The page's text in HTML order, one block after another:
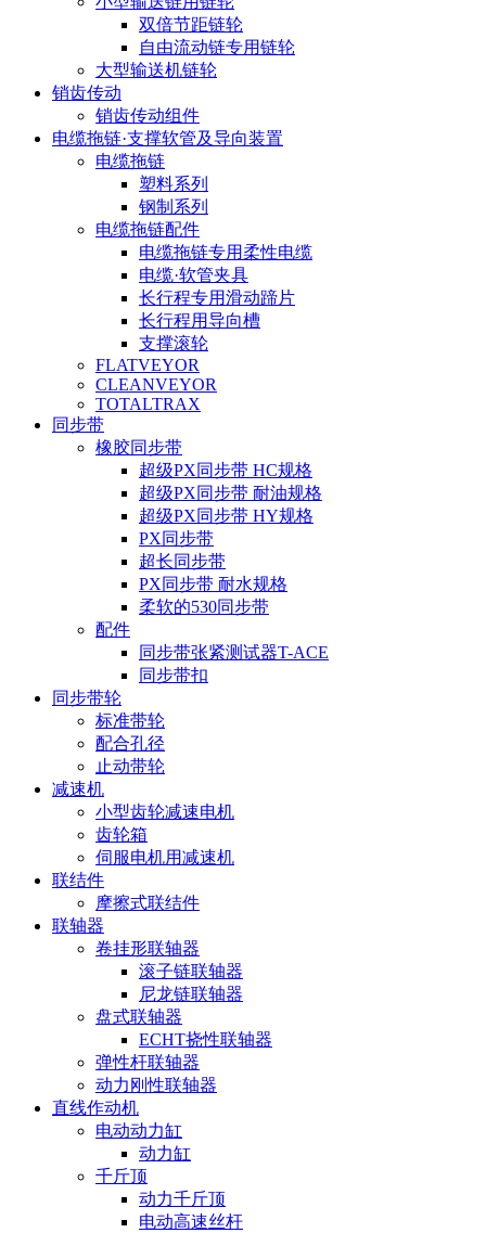
双倍节距链轮
自由流动链专用链轮
大型输送机链轮
销齿传动
销齿传动组件
电缆拖链·支撑软管及导向装置
电缆拖链
塑料系列
钢制系列
电缆拖链配件
电缆拖链专用柔性电缆
电缆·软管夹具
长行程专用滑动蹄片
长行程用导向槽
支撑滚轮
FLATVEYOR
CLEANVEYOR
TOTALTRAX
同步带
橡胶同步带
超级PX同步带 HC规格
超级PX同步带 耐油规格
超级PX同步带 HY规格
PX同步带
超长同步带
PX同步带 耐水规格
柔软的530同步带
配件
同步带张紧测试器T-ACE
同步带扣
同步带轮
标准带轮
配合孔径
止动带轮
减速机
小型齿轮减速电机
齿轮箱
伺服电机用减速机
联结件
摩擦式联结件
联轴器
卷挂形联轴器
滚子链联轴器
尼龙链联轴器
盘式联轴器
ECHT挠性联轴器
弹性杆联轴器
动力刚性联轴器
直线作动机
电动动力缸
动力缸
千斤顶
动力千斤顶
电动高速丝杆